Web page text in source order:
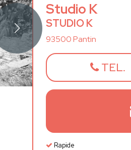
Studio K
STUDIO K
93500 Pantin
TEL.
Rapide